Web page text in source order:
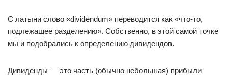
С латыни слово «dividendum» переводится как «что-то,
подлежащее разделению». Собственно, в этой самой точке
мы и подобрались к определению дивидендов.
Дивиденды — это часть (обычно небольшая) прибыли